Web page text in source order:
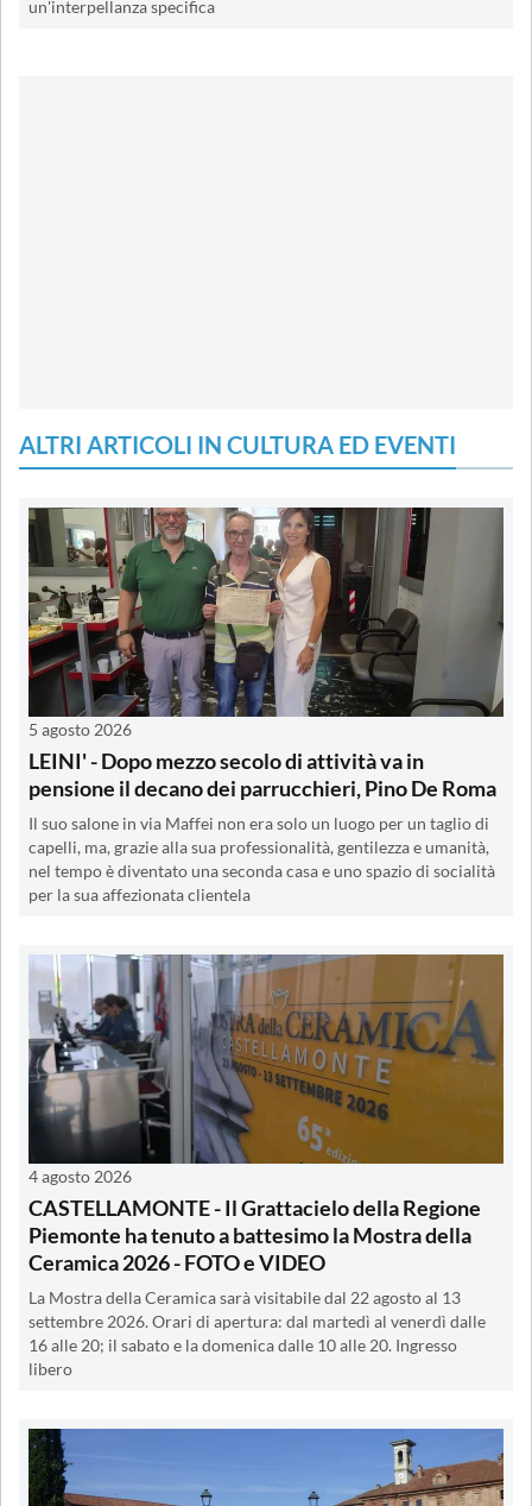
un'interpellanza specifica
ALTRI ARTICOLI IN CULTURA ED EVENTI
5 agosto 2026
LEINI' - Dopo mezzo secolo di attività va in
pensione il decano dei parrucchieri, Pino De Roma
Il suo salone in via Maffei non era solo un luogo per un taglio di
capelli, ma, grazie alla sua professionalità, gentilezza e umanità,
nel tempo è diventato una seconda casa e uno spazio di socialità
per la sua affezionata clientela
4 agosto 2026
CASTELLAMONTE - Il Grattacielo della Regione
Piemonte ha tenuto a battesimo la Mostra della
Ceramica 2026 - FOTO e VIDEO
La Mostra della Ceramica sarà visitabile dal 22 agosto al 13
settembre 2026. Orari di apertura: dal martedì al venerdì dalle
16 alle 20; il sabato e la domenica dalle 10 alle 20. Ingresso
libero